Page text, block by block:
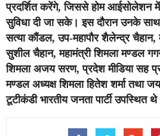
प्रदर्शित करेंगे, जिससे होम आईसोलेशन में
सुविधा दी जा सके। इस दौरान उनके साथ
सत्या कौंडल, उप-महापौर शैलेन्द्र चैहान,
सुशील चैहान, महामंत्री शिमला मण्डल
शिमला अजय सरण, प्रदेश मीडिया सह
मण्डल अध्यक्ष शिमला हितेश शर्मा तथा
टूटीकंडी भारतीय जनता पार्टी उपस्थित